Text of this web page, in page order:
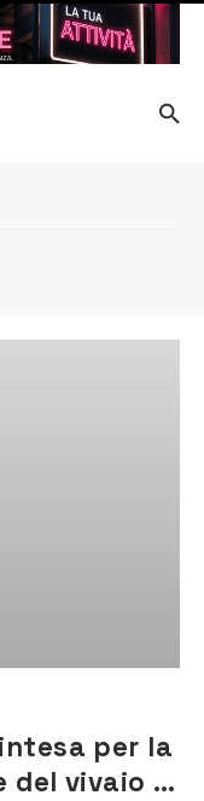
per la
del vivaio di